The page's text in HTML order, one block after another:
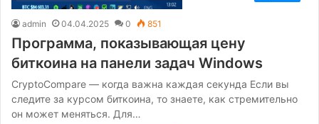
admin 04.04.2025 0 851
Программа, показывающая цену
биткоина на панели задач Windows
CryptoCompare — когда важна каждая секунда Если вы
следите за курсом биткоина, то знаете, как стремительно
он может меняться. Для…